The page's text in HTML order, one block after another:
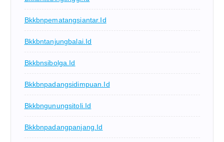
Bkkbnpematangsiantar.id
Bkkbntanjungbalai.id
Bkkbnsibolga.id
Bkkbnpadangsidimpuan.id
Bkkbngunungsitoli.id
Bkkbnpadangpanjang.id